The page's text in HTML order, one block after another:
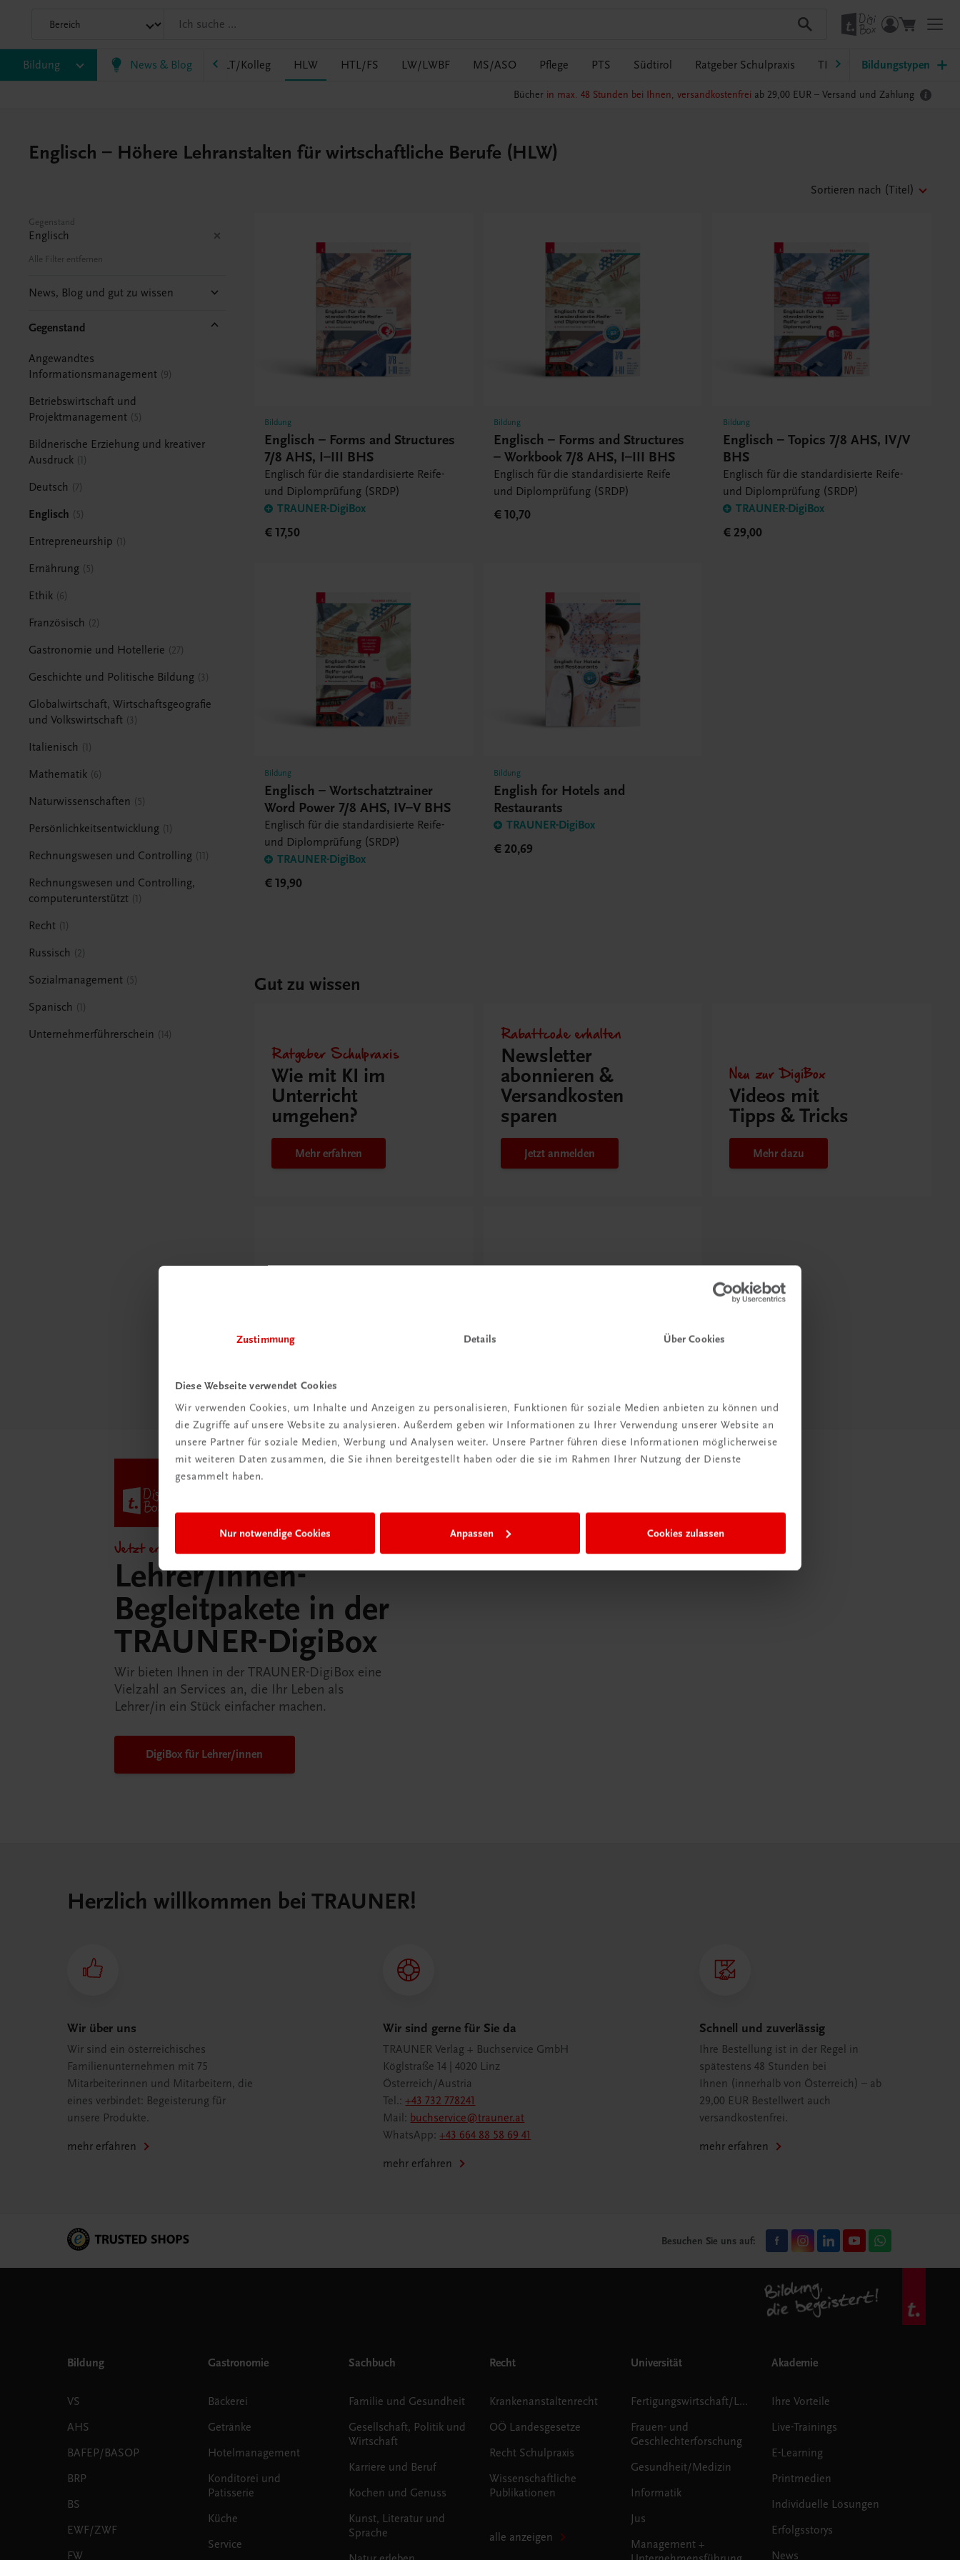
Zustimmung Details Über Cookies
Diese Webseite verwendet Cookies
Wir verwenden Cookies, um Inhalte und Anzeigen zu personalisieren, Funktionen für soziale Medien anbieten zu können und
die Zugriffe auf unsere Website zu analysieren. Außerdem geben wir Informationen zu Ihrer Verwendung unserer Website an
unsere Partner für soziale Medien, Werbung und Analysen weiter. Unsere Partner führen diese Informationen möglicherweise
mit weiteren Daten zusammen, die Sie ihnen bereitgestellt haben oder die sie im Rahmen Ihrer Nutzung der Dienste
gesammelt haben.
Nur notwendige Cookies Anpassen Cookies zulassen
Bildung News & Blog
HF/TFS HLM/HLK HLPS/FSB HLT/Kolleg HLW HTL/FS LW/LWBF MS/ASO Pflege PTS Südtirol Ratgeber Schulpraxis TRAUNER-DigiBox
Bildungstypen
Bücher in max. 48 Stunden bei Ihnen, versandkostenfrei ab 29,00 EUR – Versand und Zahlung
Englisch – Höhere Lehranstalten für wirtschaftliche Berufe (HLW)
Sortieren nach (Titel)
Gegenstand
Englisch
Alle Filter entfernen
News, Blog und gut zu wissen
Gegenstand
Angewandtes
Informationsmanagement 9
Betriebswirtschaft und
Projektmanagement
5
Bildnerische Erziehung und kreativer
Ausdruck 1
Deutsch 7
Englisch 5
Entrepreneurship 1
Ernährung 5
Ethik 6
Französisch 2
Gastronomie und Hotellerie 27
Geschichte und Politische Bildung 3
Globalwirtschaft, Wirtschaftsgeografie
und Volkswirtschaft
3
Italienisch 1
Mathematik 6
Naturwissenschaften 5
Persönlichkeitsentwicklung 1
Rechnungswesen und Controlling 11
Rechnungswesen und Controlling,
computerunterstützt 1
Recht 1
Russisch 2
Sozialmanagement 5
Spanisch 1
Unternehmerführerschein 14
Bildung
Englisch – Forms and Structures
7/8 AHS, I–III BHS
Englisch für die standardisierte Reife-
und Diplomprüfung (SRDP)
TRAUNER-DigiBox
€ 17,50
Bildung
Englisch – Forms and Structures
– Workbook 7/8 AHS, I–III BHS
Englisch für die standardisierte Reife
und Diplomprüfung (SRDP)
€ 10,70
Bildung
Englisch – Topics 7/8 AHS, IV/V
BHS
Englisch für die standardisierte Reife-
und Diplomprüfung (SRDP)
TRAUNER-DigiBox
€ 29,00
Bildung
Englisch – Wortschatztrainer
Word Power 7/8 AHS, IV–V BHS
Englisch für die standardisierte Reife-
und Diplomprüfung (SRDP)
TRAUNER-DigiBox
€ 19,90
Bildung
English for Hotels and
Restaurants
TRAUNER-DigiBox
€ 20,69
Gut zu wissen
Ratgeber Schulpraxis
Wie mit KI im
Unterricht
umgehen?
Mehr erfahren
Rabattcode erhalten
Newsletter
abonnieren &
Versandkosten
sparen
Jetzt anmelden
Neu zur DigiBox
Videos mit
Tipps & Tricks
Mehr dazu
Jetzt entdecken!
Lehrer/innen-
Begleitpakete in der
TRAUNER-DigiBox
Wir bieten Ihnen in der TRAUNER-DigiBox eine
Vielzahl an Services an, die Ihr Leben als
Lehrer/in ein Stück einfacher machen.
DigiBox für Lehrer/innen
Herzlich willkommen bei TRAUNER!
Wir über uns
Wir sind ein österreichisches
Familienunternehmen mit 75
Mitarbeiterinnen und Mitarbeitern, die
eines verbindet: Begeisterung für
unsere Produkte.
mehr erfahren
Wir sind gerne für Sie da
TRAUNER Verlag + Buchservice GmbH
Köglstraße 14 | 4020 Linz
Österreich/Austria
Tel.:+43 732 778241
Mail: buchservice@trauner.at
WhatsApp:+43 664 88 58 69 41
mehr erfahren
Schnell und zuverlässig
Ihre Bestellung ist in der Regel in
spätestens 48 Stunden bei
Ihnen (innerhalb von Österreich) – ab
29,00 EUR Bestellwert auch
versandkostenfrei.
mehr erfahren
Besuchen Sie uns auf:
Bildung
VS
AHS
BAFEP/BASOP
BRP
BS
EWF/ZWF
FW
Gastronomie
Bäckerei
Getränke
Hotelmanagement
Konditorei und
Patisserie
Küche
Service
Sachbuch
Familie und Gesundheit
Gesellschaft, Politik und
Wirtschaft
Karriere und Beruf
Kochen und Genuss
Kunst, Literatur und
Sprache
Recht
Krankenanstaltenrecht
OÖ Landesgesetze
Recht Schulpraxis
Wissenschaftliche
Publikationen
alle anzeigen
Universität
Fertigungswirtschaft/Logistik
Frauen- und
Geschlechterforschung
Gesundheit/Medizin
Informatik
Jus
Management +
Akademie
Ihre Vorteile
Live-Trainings
E-Learning
Printmedien
Individuelle Lösungen
Erfolgsstorys
News